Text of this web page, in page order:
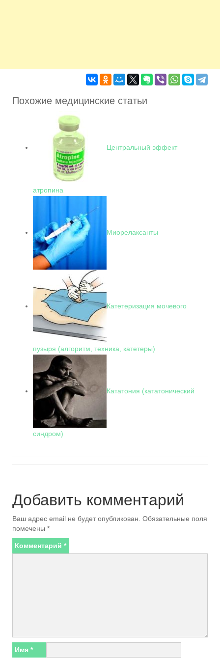
Похожие медицинские статьи
Центральный эффект
атропина
Миорелаксанты
Катетеризация мочевого
пузыря (алгоритм, техника, катетеры)
Кататония (кататонический
синдром)
Добавить комментарий
Ваш адрес email не будет опубликован. Обязательные поля
помечены *
Комментарий *
Имя *